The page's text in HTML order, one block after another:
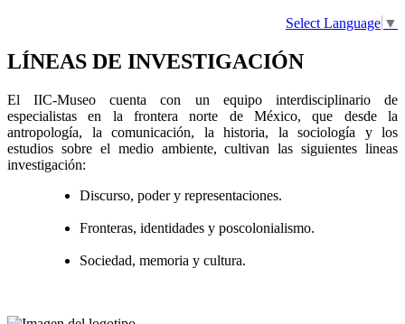
Select Language ▼
LÍNEAS DE INVESTIGACIÓN
El IIC-Museo cuenta con un equipo interdisciplinario de
especialistas en la frontera norte de México, que desde la
antropología, la comunicación, la historia, la sociología y los
estudios sobre el medio ambiente, cultivan las siguientes lineas
investigación:
Discurso, poder y representaciones.
Fronteras, identidades y poscolonialismo.
Sociedad, memoria y cultura.